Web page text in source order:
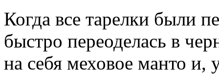
Когда все тарелки были
быстро переоделась в
на себя меховое манто и,